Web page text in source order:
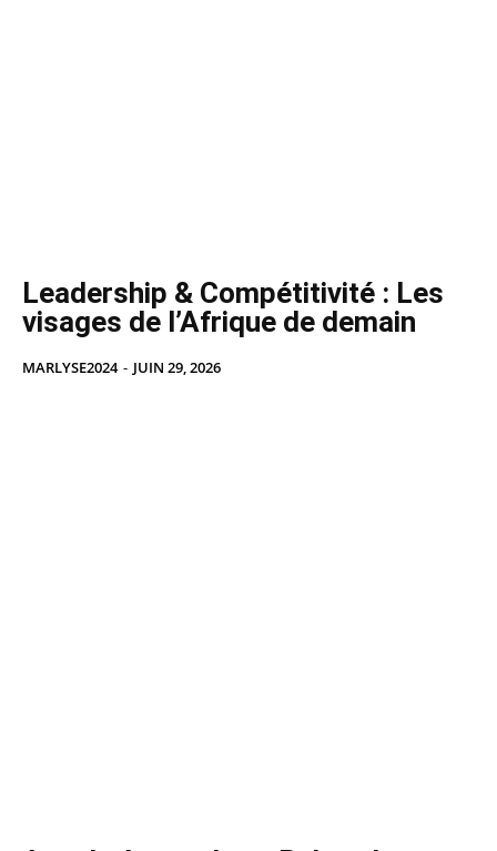
Leadership & Compétitivité : Les
visages de l’Afrique de demain
MARLYSE2024 - JUIN 29, 2026